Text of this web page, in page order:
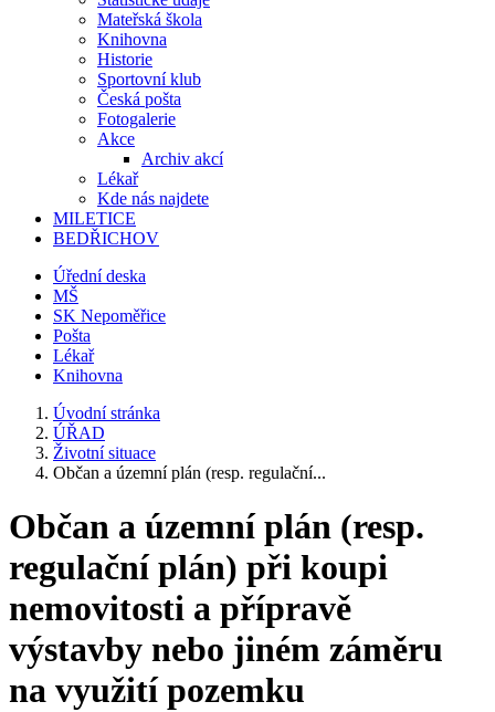
Mateřská škola
Knihovna
Historie
Sportovní klub
Česká pošta
Fotogalerie
Akce
Archiv akcí
Lékař
Kde nás najdete
MILETICE
BEDŘICHOV
Úřední deska
MŠ
SK Nepoměřice
Pošta
Lékař
Knihovna
Úvodní stránka
ÚŘAD
Životní situace
Občan a územní plán (resp. regulační...
Občan a územní plán (resp.
regulační plán) při koupi
nemovitosti a přípravě
výstavby nebo jiném záměru
na využití pozemku